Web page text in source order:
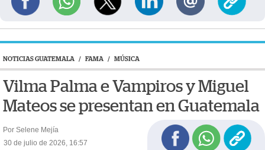
NOTICIAS GUATEMALA / FAMA / MÚSICA
Vilma Palma e Vampiros y Miguel
Mateos se presentan en Guatemala
Por Selene Mejía
30 de julio de 2026, 16:57